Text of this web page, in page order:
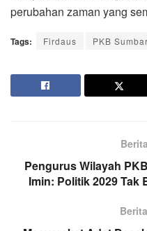
perubahan zaman yang
Tags: Firdaus PKB Sumbar
Pengurus Wilayah
Imin: Politik 2029 Tak